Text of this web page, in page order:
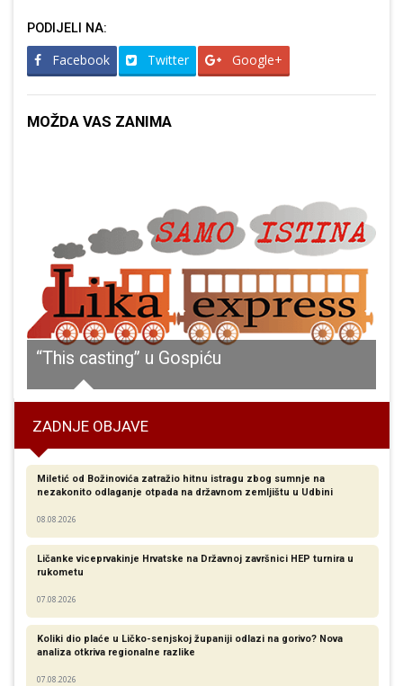
PODIJELI NA:
Facebook Twitter Google+
MOŽDA VAS ZANIMA
“This casting” u Gospiću
ZADNJE OBJAVE
Miletić od Božinovića zatražio hitnu istragu zbog sumnje na
nezakonito odlaganje otpada na državnom zemljištu u Udbini
08.08.2026
Ličanke viceprvakinje Hrvatske na Državnoj završnici HEP turnira u
rukometu
07.08.2026
Koliki dio plaće u Ličko-senjskoj županiji odlazi na gorivo? Nova
analiza otkriva regionalne razlike​
07.08.2026